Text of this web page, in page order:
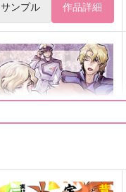
サンプル 作品詳細